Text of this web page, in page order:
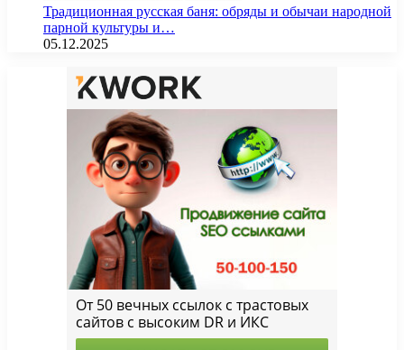
Традиционная русская баня: обряды и обычаи народной
парной культуры и…
05.12.2025